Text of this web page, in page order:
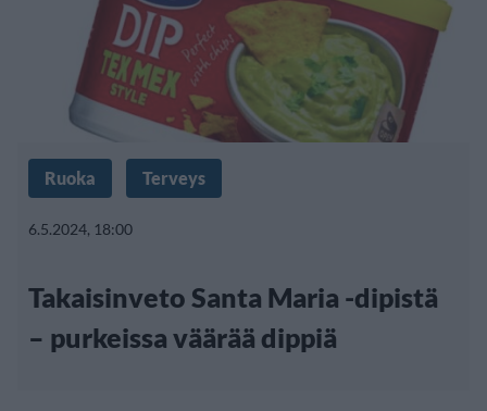
Ruoka Terveys
6.5.2024, 18:00
Takaisinveto Santa Maria -dipistä
– purkeissa väärää dippiä